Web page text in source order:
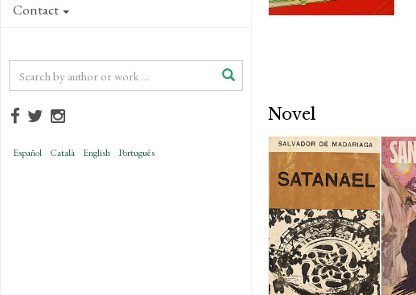
Contact
Español Català English Português
Novel